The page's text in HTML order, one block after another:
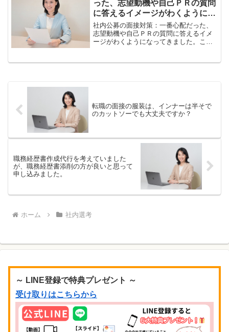
った、志望動機や自己ＰＲの質問
に答えるイメージがわくようにな
ってきました。
社内公募の面接対策：一番心配だった、
志望動機や自己ＰＲの質問に答えるイメ
ージがわくようになってきました。こん
転職の面接の服装は、インナーは半そで
のカットソーでも大丈夫ですか？
職務経歴書作成代行を考えていました
が、職務経歴書添削の方が良いと思って
申し込みました。
ホーム 社内選考
～ LINE登録で特典プレゼント ～
受け取りはこちらから